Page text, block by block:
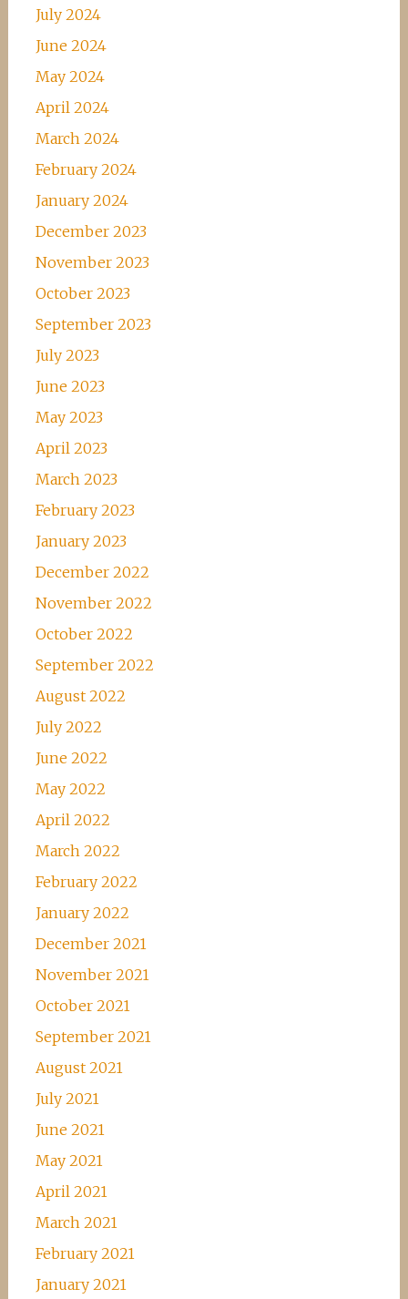
July 2024
June 2024
May 2024
April 2024
March 2024
February 2024
January 2024
December 2023
November 2023
October 2023
September 2023
July 2023
June 2023
May 2023
April 2023
March 2023
February 2023
January 2023
December 2022
November 2022
October 2022
September 2022
August 2022
July 2022
June 2022
May 2022
April 2022
March 2022
February 2022
January 2022
December 2021
November 2021
October 2021
September 2021
August 2021
July 2021
June 2021
May 2021
April 2021
March 2021
February 2021
January 2021